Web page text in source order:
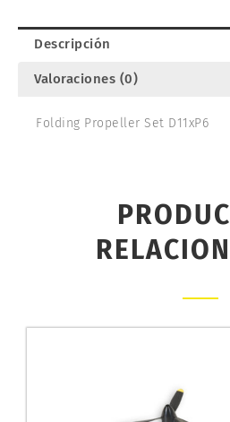
Descripción
Valoraciones (0)
Folding Propeller Set D11xP6